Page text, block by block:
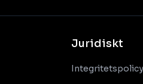
Juridiskt
Integritetspolicy